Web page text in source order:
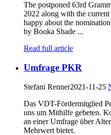
The postponed 63rd
2022 along with the
happy about the
by Booka Shade ...
Read full article
Umfrage PKR
Stefani Renner2021-11-25
Das VDT-Fördermitglied
uns um Mithilfe gebeten.
an einer Umfrage über
Mehrwert bietet.